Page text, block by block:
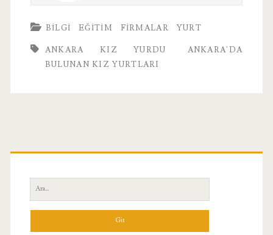
BILGI EĞITIM FIRMALAR YURT
ANKARA KIZ YURDU
ANKARA'DA
BULUNAN KIZ YURTLARI
Birincil
Yan
Menü
Ara: